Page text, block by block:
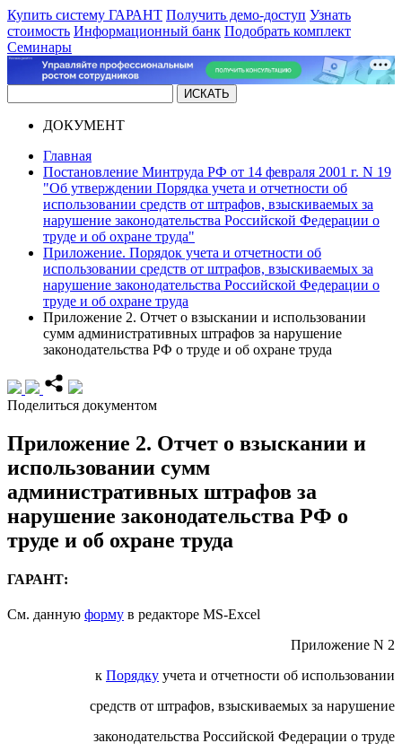
Купить систему ГАРАНТ Получить демо-доступ Узнать
стоимость Информационный банк Подобрать комплект
Семинары
ДОКУМЕНТ
Главная
Постановление Минтруда РФ от 14 февраля 2001 г. N 19
"Об утверждении Порядка учета и отчетности об
использовании средств от штрафов, взыскиваемых за
нарушение законодательства Российской Федерации о
труде и об охране труда"
Приложение. Порядок учета и отчетности об
использовании средств от штрафов, взыскиваемых за
нарушение законодательства Российской Федерации о
труде и об охране труда
Приложение 2. Отчет о взыскании и использовании
сумм административных штрафов за нарушение
законодательства РФ о труде и об охране труда
Поделиться документом
Приложение 2. Отчет о взыскании и
использовании сумм
административных штрафов за
нарушение законодательства РФ о
труде и об охране труда
ГАРАНТ:
См. данную форму в редакторе MS-Excel
Приложение N 2
к Порядку учета и отчетности об использовании
средств от штрафов, взыскиваемых за нарушение
законодательства Российской Федерации о труде